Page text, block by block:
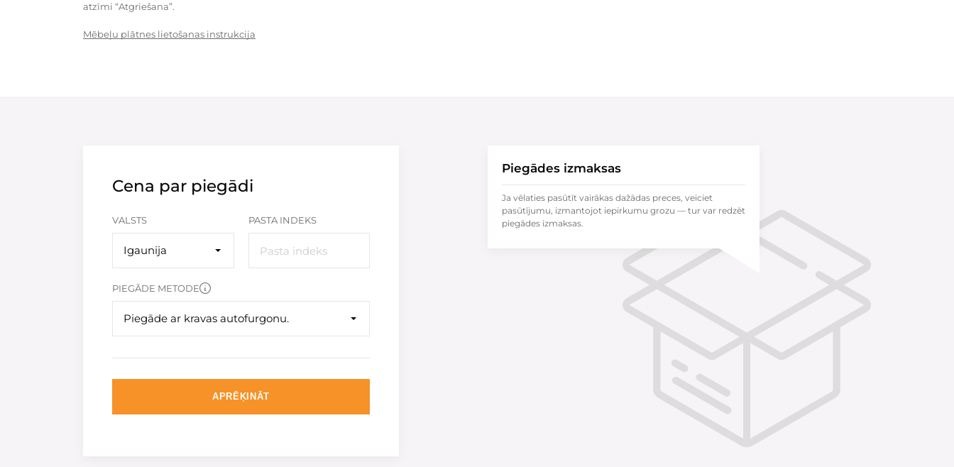
atzīmi “Atgriešana”.
Mēbeļu plātnes lietošanas instrukcija
Cena par piegādi
VALSTS
Igaunija
PASTA INDEKS
PIEGĀDE METODE
Piegāde ar kravas autofurgonu.
APRĒĶINĀT
Piegādes izmaksas
Ja vēlaties pasūtīt vairākas dažādas preces, veiciet
pasūtījumu, izmantojot iepirkumu grozu — tur var redzēt
piegādes izmaksas.